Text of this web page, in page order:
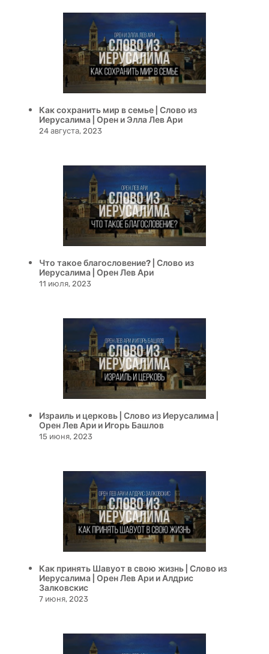
Как сохранить мир в семье | Слово из
Иерусалима | Орен и Элла Лев Ари
24 августа, 2023
Что такое благословение? | Слово из
Иерусалима | Орен Лев Ари
11 июля, 2023
Израиль и церковь | Слово из Иерусалима |
Орен Лев Ари и Игорь Башлов
15 июня, 2023
Как принять Шавуот в свою жизнь | Слово из
Иерусалима | Орен Лев Ари и Алдрис
Залковскис
7 июня, 2023